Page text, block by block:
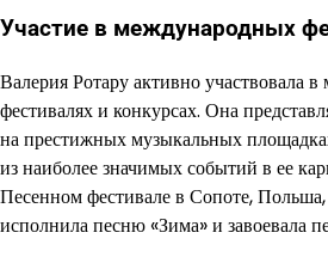
Участие в международных
Валерия Ротару активно участвовала
фестивалях и конкурсах. Она
на престижных музыкальных
из наиболее значимых событий в ее
Песенном фестивале в Сопоте,
исполнила песню «Зима» и завоевала